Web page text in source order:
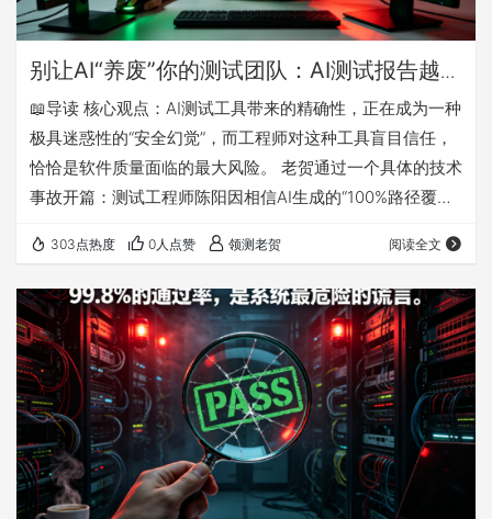
别让AI“养废”你的测试团队：AI测试报告越
“完美”，你的系统离崩溃越近
📖导读 核心观点：AI测试工具带来的精确性，正在成为一种
极具迷惑性的“安全幻觉”，而工程师对这种工具盲目信任，
恰恰是软件质量面临的最大风险。 老贺通过一个具体的技术
事故开篇：测试工程师陈阳因相信AI生成的“100%路径覆
辑无法覆盖的“荒谬组合”，最终导致生产环境崩溃。这个案
例的核心问题是——AI的精确性并非能力的证明，而是缺陷
的伪装。 随后，老贺剖析了测试工程师在陷入这种“安全幻
觉”后通常会采取的三种“自救”策略，并一一指出其谬误： 加
大AI算力投入 ：这…
303点热度 0人点赞 领测老贺 阅读全文